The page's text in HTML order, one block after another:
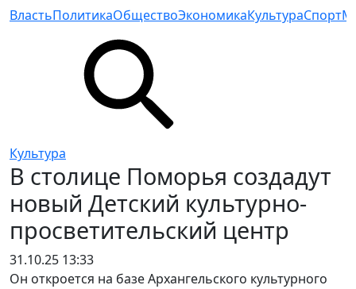
ВластьПолитикаОбществоЭкономикаКультураСпорт
Культура
В столице Поморья создадут
новый Детский культурно-
просветительский центр
31.10.25 13:33
Он откроется на базе Архангельского культурного